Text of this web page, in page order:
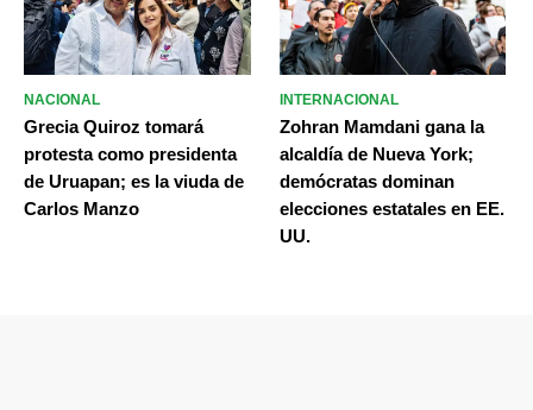
NACIONAL
Grecia Quiroz tomará
protesta como presidenta
de Uruapan; es la viuda de
Carlos Manzo
INTERNACIONAL
Zohran Mamdani gana la
alcaldía de Nueva York;
demócratas dominan
elecciones estatales en EE.
UU.